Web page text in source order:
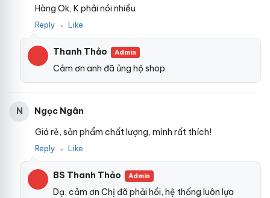
Hàng Ok, K phải nói nhiều
Reply ● Like
Thanh Thảo Admin
Cảm ơn anh đã ủng hộ shop
N
Ngọc Ngân
Giá rẻ, sản phẩm chất lượng, mình rất thích!
Reply ● Like
BS Thanh Thảo Admin
Dạ, cảm ơn Chị đã phải hồi, hệ thống luôn lựa